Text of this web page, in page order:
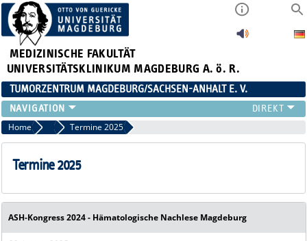
MEDIZINISCHE FAKULTÄT
UNIVERSITÄTSKLINIKUM MAGDEBURG A. ö. R.
TUMORZENTRUM MAGDEBURG/SACHSEN-ANHALT E. V.
ÜBER UNS
TEAM
AKTUELLES
PROJEKTE
Home Ärzte und Pflegepersonal
Termine 2025
Termine 2025
ASH-Kongress 2024 - Hämatologische Nachlese Magdeburg